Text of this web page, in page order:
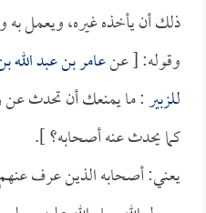
ذلك أن يأخذه غيره، ويعمل
وقوله: [ عنعامر بن عبد الله
للزبير: ما يمنعك أن تحدث عن
كما يحدث عنه أصحابه؟ ].
يعني: أصحابه الذين عرف